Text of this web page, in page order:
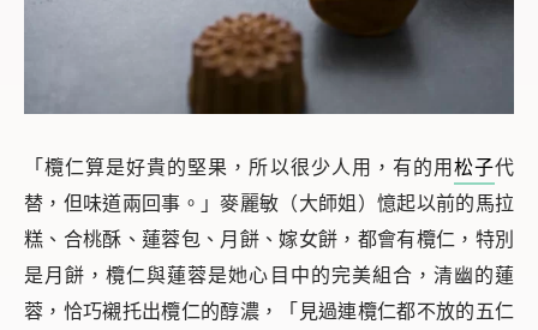
「欖仁算是好貴的堅果，所以很少人用，有的用 松子代
替，但味道兩回事。」麥麗敏（大師姐）憶起以前的馬拉
糕、合桃酥、蓮蓉包、月餅、嫁女餅，都會有欖仁，特別
是月餅，欖仁與蓮蓉是她心目中的完美組合，清幽的蓮
蓉，恰巧襯托出欖仁的醇濃，「見過連欖仁都不放的五仁